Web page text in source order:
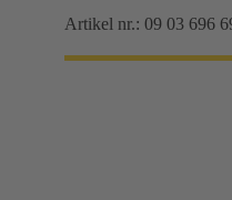
Artikel nr.: 09 03 696